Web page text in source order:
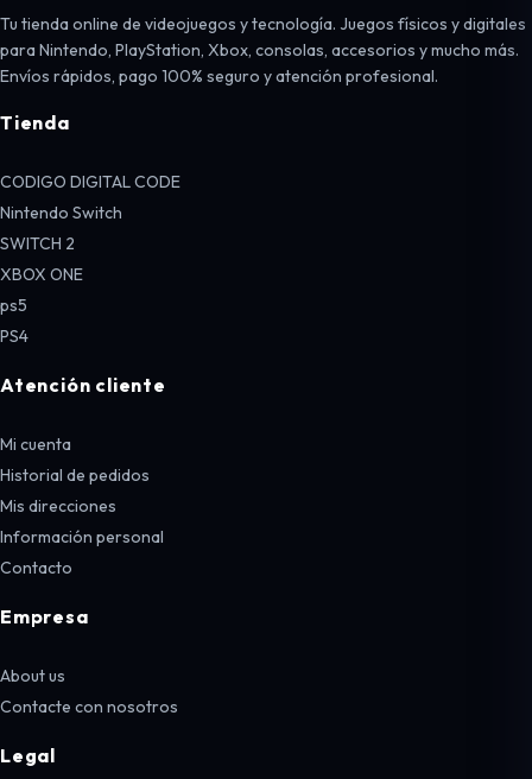
Tu tienda online de videojuegos y tecnología. Juegos físicos y digitales
para Nintendo, PlayStation, Xbox, consolas, accesorios y mucho más.
Envíos rápidos, pago 100% seguro y atención profesional.
Tienda
CODIGO DIGITAL CODE
Nintendo Switch
SWITCH 2
XBOX ONE
ps5
PS4
Atención cliente
Mi cuenta
Historial de pedidos
Mis direcciones
Información personal
Contacto
Empresa
About us
Contacte con nosotros
Legal